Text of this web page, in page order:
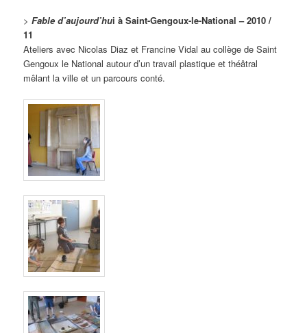
>Fable d’aujourd’hui à Saint-Gengoux-le-National –2010 /
11
Ateliers avec Nicolas Diaz et Francine Vidal au collège de Saint
Gengoux le National autour d’un travail plastique et théâtral
mêlant la ville et un parcours conté.